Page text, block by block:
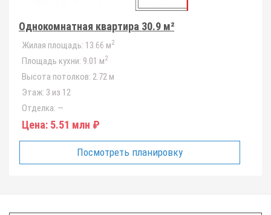
Однокомнатная квартира 30.9 м²
Жилая площадь: 13.66 м2
Площадь кухни: 9.01 м2
Высота потолков: 2.72 м
Этаж: 3 из 12
Отделка: —
Цена: 5.51 млн ₽
Посмотреть планировку